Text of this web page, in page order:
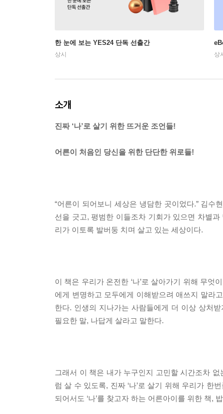
한 눈에 보는 YES24 단독 선출간
상시 상
소개
진짜 ‘나’로 살기 위한 뜨거운 조언들!
어른이 처음인 당신을 위한 단단한 위로들!
“어른이 되어보니 세상은 냉담한 곳이었다.” 김
선을 긋고, 평범한 이들조차 기회가 있으면 차별
리가 이토록 발버둥 치며 살고 있는 세상이다.
이 책은 우리가 온전한 ‘나’로 살아가기 위해 무
에게 변명하고 모두에게 이해받으려 애쓰지 말라
한다. 인생의 지나가는 사람들에게 더 이상 상처
필요한 말, 나답게 살라고 말한다.
그래서 이 책은 내가 누구인지 고민할 시간조차
럼 살 수 있도록, 진짜 ‘나’로 살기 위해 우리가 한
되어서도 ‘나’를 찾고자 하는 어른아이를 위한 책,